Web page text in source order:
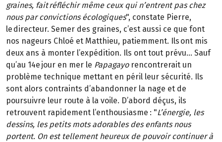
graines, fait réfléchir même ceux qui n’entrent pas chez
nous par convictions écologiques", constate Pierre,
le directeur. Semer des graines, c’est aussi ce que font
nos nageurs Chloé et Matthieu, patiemment. Ils ont mis
deux ans à monter l’expédition. Ils ont tout prévu… Sauf
qu’au 14e jour en mer le Papagayo rencontrerait un
problème technique mettant en péril leur sécurité. Ils
sont alors contraints d’abandonner la nage et de
poursuivre leur route à la voile. D’abord déçus, ils
retrouvent rapidement l’enthousiasme : "L’énergie, les
dessins, les petits mots adorables des enfants nous
portent. On est tellement heureux de pouvoir continuer à